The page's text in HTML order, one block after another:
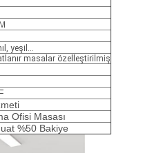
yeşil...
masalar özelleştirilmiş
Ofisi Masası
%50 Bakiye